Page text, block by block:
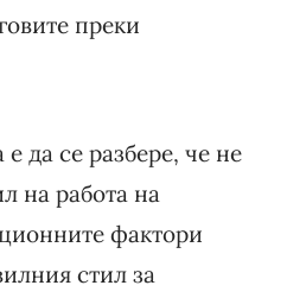
преки
да се разбере, че не
на работа на
фактори
стил за